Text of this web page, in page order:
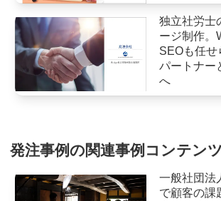
独立社労士
ージ制作。
SEOも任せ
パートナー
へ
発注事例の関連事例コンテンツ
一般社団法
で顧客の課